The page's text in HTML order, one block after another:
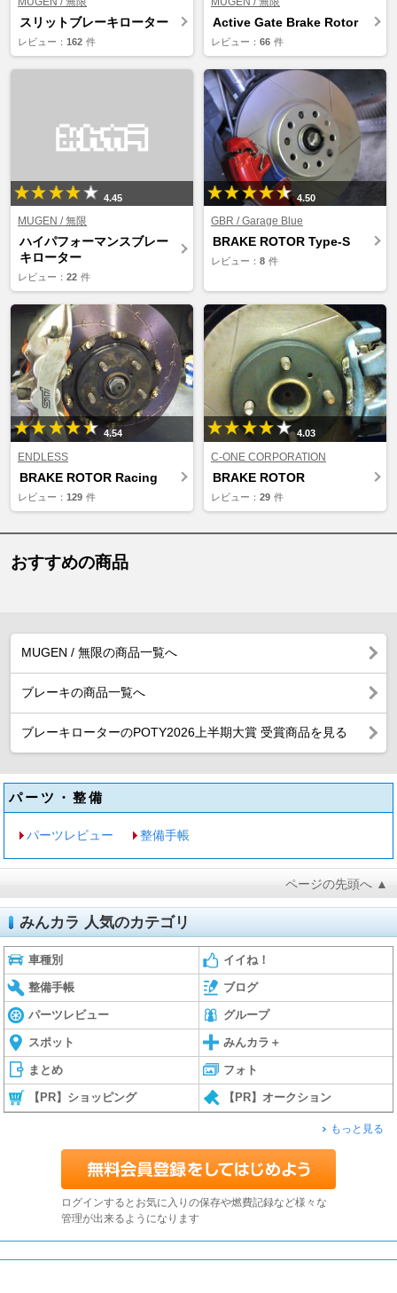
スリットブレーキローター
レビュー： 162 件
Active Gate Brake Rotor
レビュー： 66 件
4.45
MUGEN / 無限
ハイパフォーマンスブレー
キローター
レビュー： 22 件
4.50
GBR / Garage Blue
BRAKE ROTOR Type-S
レビュー： 8 件
4.54
ENDLESS
BRAKE ROTOR Racing
レビュー： 129 件
4.03
C-ONE CORPORATION
BRAKE ROTOR
レビュー： 29 件
おすすめの商品
MUGEN / 無限の商品一覧へ
ブレーキの商品一覧へ
ブレーキローターのPOTY2026上半期大賞 受賞商品を見る
パーツ・整備
パーツレビュー 整備手帳
ページの先頭へ ▲
みんカラ 人気のカテゴリ
車種別 イイね！
整備手帳 ブログ
パーツレビュー グループ
スポット みんカラ＋
まとめ フォト
【PR】ショッピング 【PR】オークション
もっと見る
ログインするとお気に入りの保存や燃費記録など様々な
管理が出来るようになります